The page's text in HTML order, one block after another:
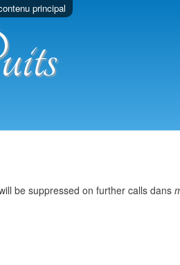
principal
be suppressed on further calls dans